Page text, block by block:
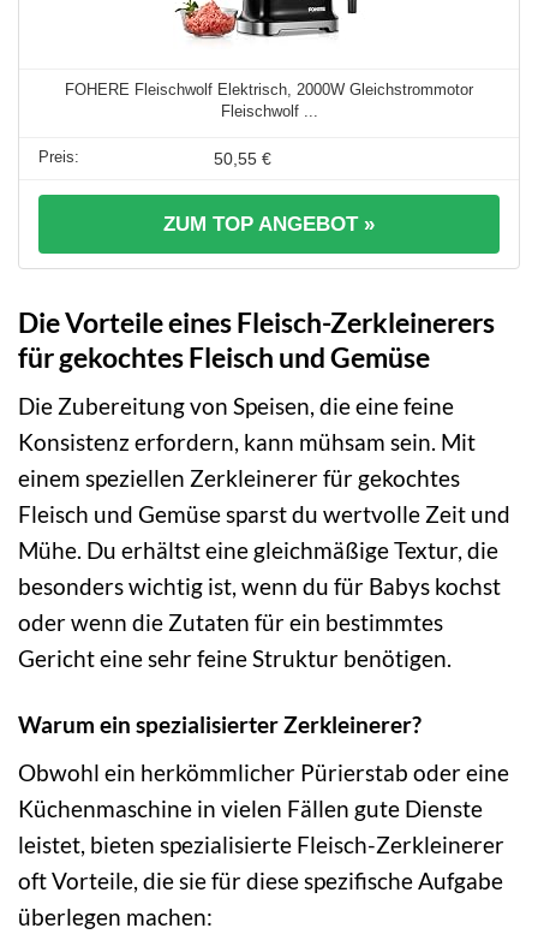
FOHERE Fleischwolf Elektrisch, 2000W Gleichstrommotor
Fleischwolf ...
50,55 €
ZUM TOP ANGEBOT »
Die Vorteile eines Fleisch-Zerkleinerers
für gekochtes Fleisch und Gemüse
Die Zubereitung von Speisen, die eine feine
Konsistenz erfordern, kann mühsam sein. Mit
einem speziellen Zerkleinerer für gekochtes
Fleisch und Gemüse sparst du wertvolle Zeit und
Mühe. Du erhältst eine gleichmäßige Textur, die
besonders wichtig ist, wenn du für Babys kochst
oder wenn die Zutaten für ein bestimmtes
Gericht eine sehr feine Struktur benötigen.
Warum ein spezialisierter Zerkleinerer?
Obwohl ein herkömmlicher Pürierstab oder eine
Küchenmaschine in vielen Fällen gute Dienste
leistet, bieten spezialisierte Fleisch-Zerkleinerer
oft Vorteile, die sie für diese spezifische Aufgabe
überlegen machen: